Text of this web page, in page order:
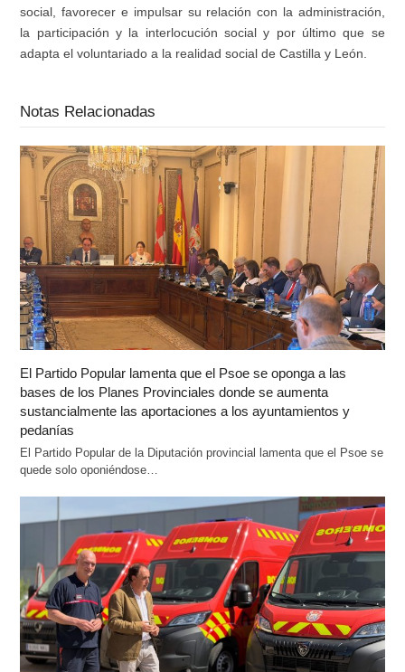
social, favorecer e impulsar su relación con la administración,
la participación y la interlocución social y por último que se
adapta el voluntariado a la realidad social de Castilla y León.
Notas Relacionadas
El Partido Popular lamenta que el Psoe se oponga a las
bases de los Planes Provinciales donde se aumenta
sustancialmente las aportaciones a los ayuntamientos y
pedanías
El Partido Popular de la Diputación provincial lamenta que el Psoe se
quede solo oponiéndose…